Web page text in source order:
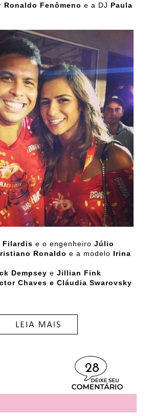
Ronaldo Fenômeno e a DJ Paula
Filardis e o engenheiro Júlio
Ronaldo e a modelo Irina
Dempsey e Jillian Fink
Chaves e Cláudia Swarovsky
28